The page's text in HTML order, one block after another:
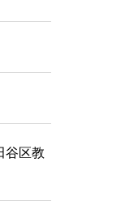
区教